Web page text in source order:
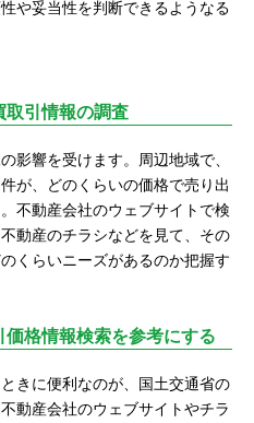
や妥当性を判断できるようなる
取引情報の調査
影響を受けます。周辺地域で、
が、どのくらいの価格で売り出
不動産会社のウェブサイトで検
動産のチラシなどを見て、その
くらいニーズがあるのか把握す
格情報検索を参考にする
きに便利なのが、国土交通省の
動産会社のウェブサイトやチラ